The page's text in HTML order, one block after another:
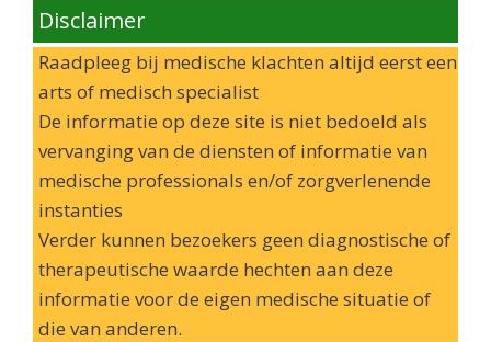
Disclaimer
Raadpleeg bij medische klachten altijd eerst een
arts of medisch specialist
De informatie op deze site is niet bedoeld als
vervanging van de diensten of informatie van
medische professionals en/of zorgverlenende
instanties
Verder kunnen bezoekers geen diagnostische of
therapeutische waarde hechten aan deze
informatie voor de eigen medische situatie of
die van anderen.